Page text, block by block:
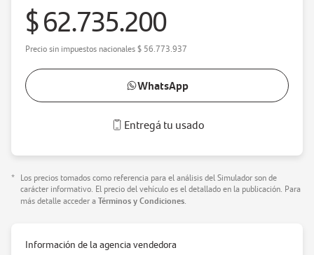
$ 62.735.200
Precio sin impuestos nacionales$ 56.773.937
WhatsApp
Entregá tu usado
* Los precios tomados como referencia para el análisis del Simulador son de
carácter informativo. El precio del vehículo es el detallado en la publicación. Para
más detalle acceder aTérminos y Condiciones.
Información de la agencia vendedora